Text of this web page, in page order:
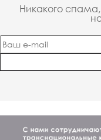
Никакого